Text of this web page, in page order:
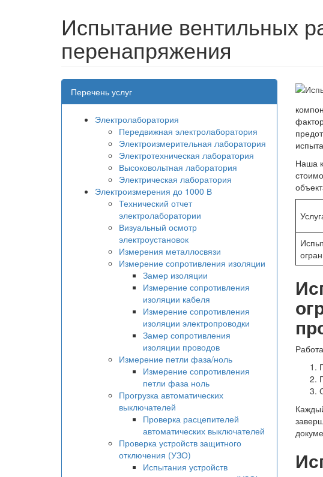
Испытание вентильных
перенапряжения
Перечень услуг
Электролаборатория
Передвижная электролаборатория
Электроизмерительная лаборатория
Электротехническая лаборатория
Высоковольтная лаборатория
Электрическая лаборатория
Электроизмерения до 1000 В
Технический отчет
электролаборатории
Визуальный осмотр
электроустановок
Измерения металлосвязи
Измерение сопротивления изоляции
Замер изоляции
Измерение сопротивления
изоляции кабеля
Измерение сопротивления
изоляции электропроводки
Замер сопротивления
изоляции проводов
Измерение петли фаза/ноль
Измерение сопротивления
петли фаза ноль
Прогрузка автоматических
выключателей
Проверка расцепителей
автоматических выключателей
Проверка устройств защитного
отключения (УЗО)
Испытания устройств
Наша